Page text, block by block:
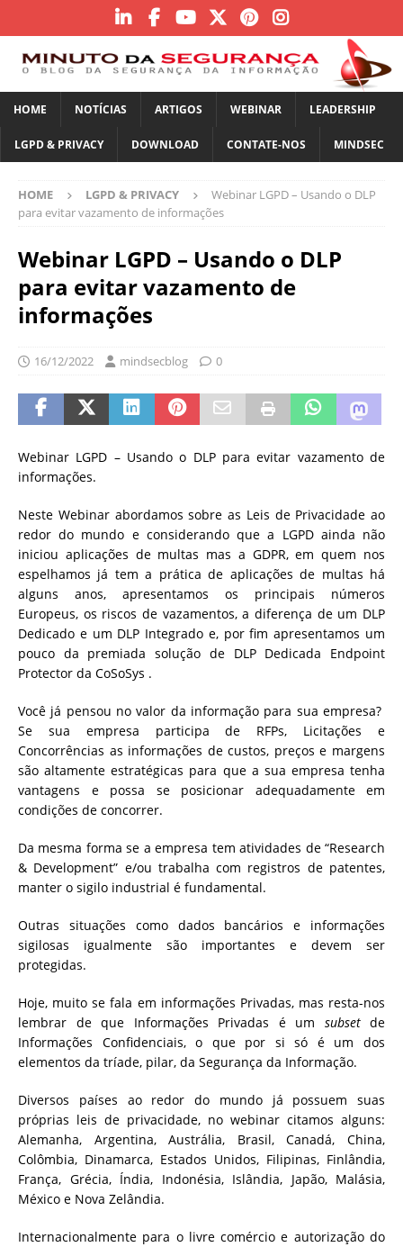
HOME NOTÍCIAS ARTIGOS WEBINAR LEADERSHIP
LGPD & PRIVACY DOWNLOAD CONTATE-NOS MINDSEC
HOME LGPD & PRIVACY
Webinar LGPD – Usando o DLP
para evitar vazamento de informações
Webinar LGPD – Usando o DLP
para evitar vazamento de
informações
16/12/2022 mindsecblog 0
Webinar LGPD – Usando o DLP para evitar vazamento de
informações.
Neste Webinar abordamos sobre as Leis de Privacidade ao
redor do mundo e considerando que a LGPD ainda não
iniciou aplicações de multas mas a GDPR, em quem nos
espelhamos já tem a prática de aplicações de multas há
alguns anos, apresentamos os principais números
Europeus, os riscos de vazamentos, a diferença de um DLP
Dedicado e um DLP Integrado e, por fim apresentamos um
pouco da premiada solução de DLP Dedicada Endpoint
Protector da CoSoSys .
Você já pensou no valor da informação para sua empresa?
Se sua empresa participa de RFPs, Licitações e
Concorrências as informações de custos, preços e margens
são altamente estratégicas para que a sua empresa tenha
vantagens e possa se posicionar adequadamente em
condições de concorrer.
Da mesma forma se a empresa tem atividades de “Research
& Development” e/ou trabalha com registros de patentes,
manter o sigilo industrial é fundamental.
Outras situações como dados bancários e informações
sigilosas igualmente são importantes e devem ser
protegidas.
Hoje, muito se fala em informações Privadas, mas resta-nos
lembrar de que Informações Privadas é um subsetde
Informações Confidenciais, o que por si só é um dos
elementos da tríade, pilar, da Segurança da Informação.
Diversos países ao redor do mundo já possuem suas
próprias leis de privacidade, no webinar citamos alguns:
Alemanha, Argentina, Austrália, Brasil, Canadá, China,
Colômbia, Dinamarca, Estados Unidos, Filipinas, Finlândia,
França, Grécia, Índia, Indonésia, Islândia, Japão, Malásia,
México e Nova Zelândia.
Internacionalmente para o livre comércio e autorização do